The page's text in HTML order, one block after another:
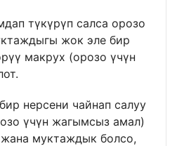
түкүрүп салса орозо
жок эле бир
макрух (орозо үчүн
нерсени чайнап салуу
үчүн жагымсыз амал)
муктаждык болсо,